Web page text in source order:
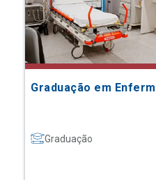
Graduação em
Graduação